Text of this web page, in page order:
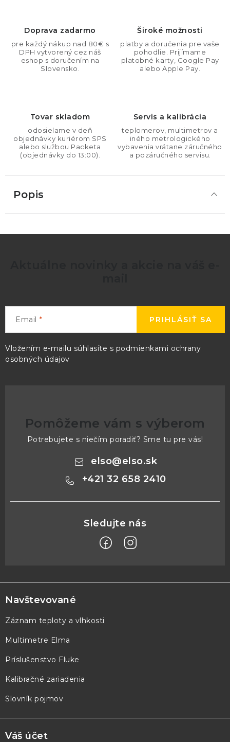
Doprava zadarmo
pre každý nákup nad 80€ s
DPH vytvorený cez náš
eshop s doručením na
Slovensko.
Široké možnosti
platby a doručenia pre vaše
pohodlie. Prijímame
platobné karty, Google Pay
alebo Apple Pay.
Tovar skladom
odosielame v deň
objednávky kuriérom SPS
alebo službou Packeta
(objednávky do 13:00).
Servis a kalibrácia
teplomerov, multimetrov a
iného metrologického
vybavenia vrátane záručného
a pozáručného servisu.
Popis
Email
Vložením e-mailu súhlasíte s podmienkami ochrany
osobných údajov
PRIHLÁSIŤ SA
Pomôžeme vám s výberom
Potrebujete s niečím poradiť? Sme tu pre vás!
elso@elso.sk
+421 32 658 2410
á
p
ä
e
Navštevované
Záznam teploty a vlhkosti
Multimetre Elma
Príslušenstvo Fluke
Kalibračné zariadenia
Slovník pojmov
Váš účet